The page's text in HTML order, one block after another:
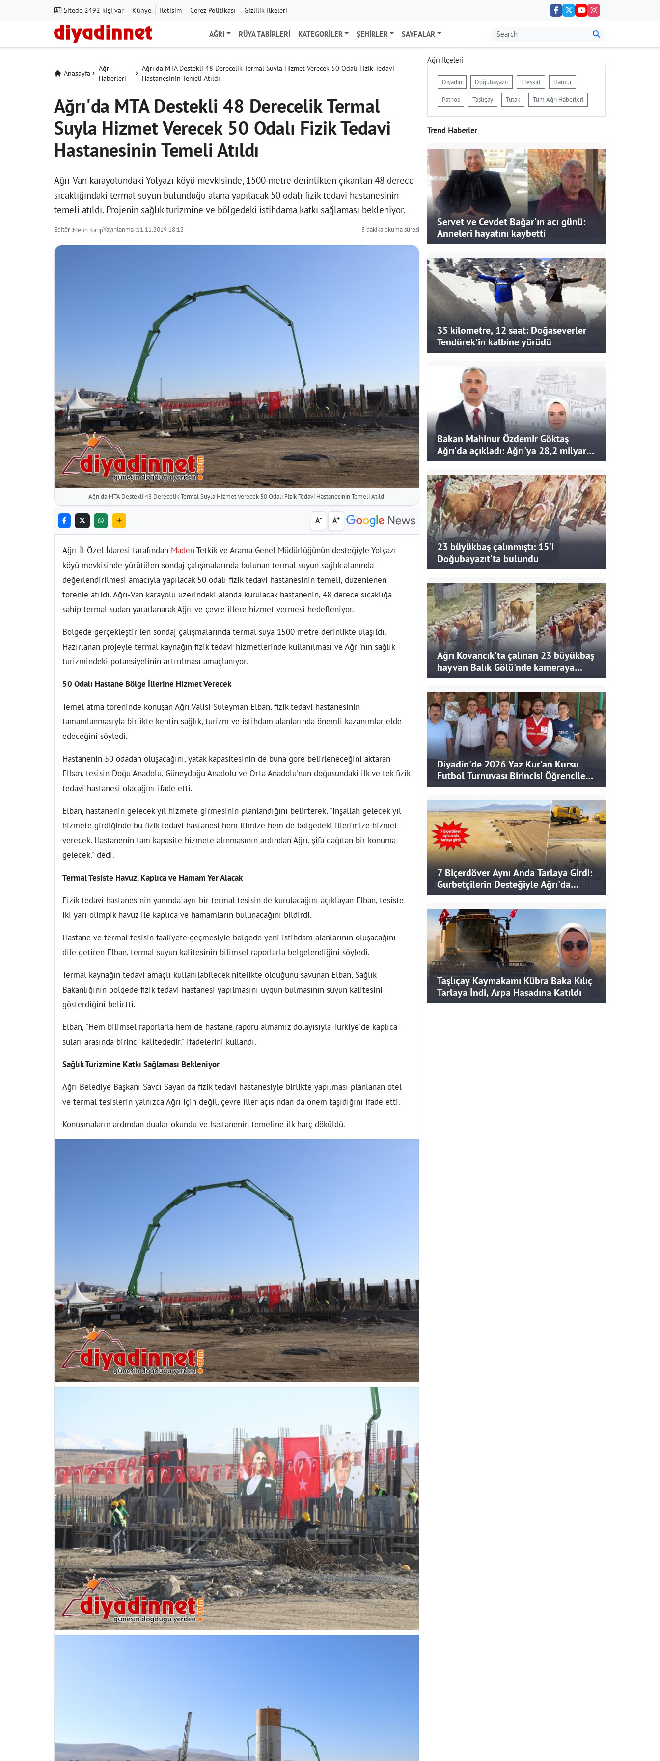
Sitede 2492 kişi var Künye İletişim Çerez Politikası Gizlilik İlkeleri
AĞRI RÜYA TABIRLERI KATEGORILER ŞEHIRLER SAYFALAR
Anasayfa
Ağrı
Haberleri
Ağrı'da MTA Destekli 48 Derecelik Termal Suyla Hizmet Verecek 50 Odalı Fizik Tedavi
Hastanesinin Temeli Atıldı
Ağrı'da MTA Destekli 48 Derecelik Termal
Suyla Hizmet Verecek 50 Odalı Fizik Tedavi
Hastanesinin Temeli Atıldı
Ağrı-Van karayolundaki Yolyazı köyü mevkisinde, 1500 metre derinlikten çıkarılan 48 derece
sıcaklığındaki termal suyun bulunduğu alana yapılacak 50 odalı fizik tedavi hastanesinin
temeli atıldı. Projenin sağlık turizmine ve bölgedeki istihdama katkı sağlaması bekleniyor.
Editör :Metin KaripYayınlanma :11.11.2019 18:12 3 dakika okuma süresi
Ağrı'da MTA Destekli 48 Derecelik Termal Suyla Hizmet Verecek 50 Odalı Fizik Tedavi Hastanesinin Temeli Atıldı
A- A+
Ağrı İl Özel İdaresi tarafından MadenTetkik ve Arama Genel Müdürlüğünün desteğiyle Yolyazı
köyü mevkisinde yürütülen sondaj çalışmalarında bulunan termal suyun sağlık alanında
değerlendirilmesi amacıyla yapılacak 50 odalı fizik tedavi hastanesinin temeli, düzenlenen
törenle atıldı. Ağrı-Van karayolu üzerindeki alanda kurulacak hastanenin, 48 derece sıcaklığa
sahip termal sudan yararlanarak Ağrı ve çevre illere hizmet vermesi hedefleniyor.
Bölgede gerçekleştirilen sondaj çalışmalarında termal suya 1500 metre derinlikte ulaşıldı.
Hazırlanan projeyle termal kaynağın fizik tedavi hizmetlerinde kullanılması ve Ağrı'nın sağlık
turizmindeki potansiyelinin artırılması amaçlanıyor.
50 Odalı Hastane Bölge İllerine Hizmet Verecek
Temel atma töreninde konuşan Ağrı Valisi Süleyman Elban, fizik tedavi hastanesinin
tamamlanmasıyla birlikte kentin sağlık, turizm ve istihdam alanlarında önemli kazanımlar elde
edeceğini söyledi.
Hastanenin 50 odadan oluşacağını, yatak kapasitesinin de buna göre belirleneceğini aktaran
Elban, tesisin Doğu Anadolu, Güneydoğu Anadolu ve Orta Anadolu'nun doğusundaki ilk ve tek fizik
tedavi hastanesi olacağını ifade etti.
Elban, hastanenin gelecek yıl hizmete girmesinin planlandığını belirterek, "İnşallah gelecek yıl
hizmete girdiğinde bu fizik tedavi hastanesi hem ilimize hem de bölgedeki illerimize hizmet
verecek. Hastanenin tam kapasite hizmete alınmasının ardından Ağrı, şifa dağıtan bir konuma
gelecek." dedi.
Termal Tesiste Havuz, Kaplıca ve Hamam Yer Alacak
Fizik tedavi hastanesinin yanında ayrı bir termal tesisin de kurulacağını açıklayan Elban, tesiste
iki yarı olimpik havuz ile kaplıca ve hamamların bulunacağını bildirdi.
Hastane ve termal tesisin faaliyete geçmesiyle bölgede yeni istihdam alanlarının oluşacağını
dile getiren Elban, termal suyun kalitesinin bilimsel raporlarla belgelendiğini söyledi.
Termal kaynağın tedavi amaçlı kullanılabilecek nitelikte olduğunu savunan Elban, Sağlık
Bakanlığının bölgede fizik tedavi hastanesi yapılmasını uygun bulmasının suyun kalitesini
gösterdiğini belirtti.
Elban, "Hem bilimsel raporlarla hem de hastane raporu almamız dolayısıyla Türkiye'de kaplıca
suları arasında birinci kalitededir." ifadelerini kullandı.
Sağlık Turizmine Katkı Sağlaması Bekleniyor
Ağrı Belediye Başkanı Savcı Sayan da fizik tedavi hastanesiyle birlikte yapılması planlanan otel
ve termal tesislerin yalnızca Ağrı için değil, çevre iller açısından da önem taşıdığını ifade etti.
Konuşmaların ardından dualar okundu ve hastanenin temeline ilk harç döküldü.
Ağrı İlçeleri
Diyadin Doğubayazıt Eleşkirt Hamur
Patnos Taşlıçay Tutak Tüm Ağrı Haberleri
Trend Haberler
Servet ve Cevdet Bağar'ın acı günü:
Anneleri hayatını kaybetti
35 kilometre, 12 saat: Doğaseverler
Tendürek'in kalbine yürüdü
Bakan Mahinur Özdemir Göktaş
Ağrı'da açıkladı: Ağrı'ya 28,2 milyar
liralık yatırım ve destek sağlandı
23 büyükbaş çalınmıştı: 15'i
Doğubayazıt'ta bulundu
Ağrı Kovancık'ta çalınan 23 büyükbaş
hayvan Balık Gölü'nde kameraya
takıldı
Diyadin'de 2026 Yaz Kur'an Kursu
Futbol Turnuvası Birincisi Öğrencilere
Hediye
7 Biçerdöver Aynı Anda Tarlaya Girdi:
Gurbetçilerin Desteğiyle Ağrı'da
Bereketli Hasat
Taşlıçay Kaymakamı Kübra Baka Kılıç
Tarlaya İndi, Arpa Hasadına Katıldı